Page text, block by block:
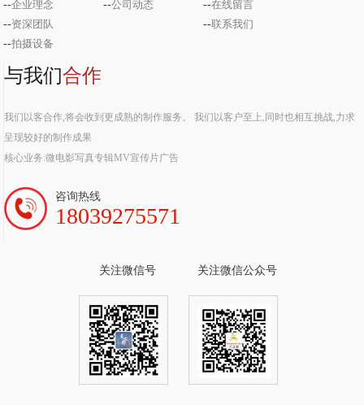
--企业理念
--资深团队
--拍摄设备
--公司动态 --在线留言
--联系我们
与我们合作
我们以客合作,将会收到更成熟的制作服务。 我们以客户至上,同时也相互挑战,力求
呈现较好的制作成果
核心业务:微电影写真专辑MV宣传片广告
咨询热线
18039275571
关注微信号 关注微信公众号